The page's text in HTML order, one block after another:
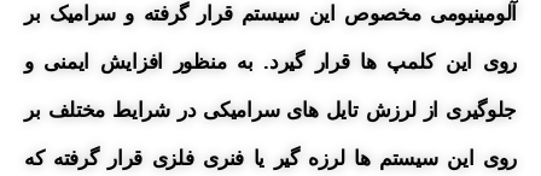
آلومینیومی مخصوص این سیستم قرار گرفته و سرامیک بر
روی این کلمپ ها قرار گیرد. به منظور افزایش ایمنی و
جلوگیری از لرزش تایل های سرامیکی در شرایط مختلف بر
روی این سیستم ها لرزه گیر یا فنری فلزی قرار گرفته که